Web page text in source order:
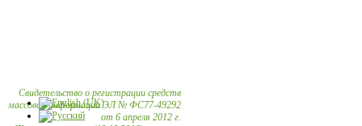
Свидетельство о регистрации средств
массовой информации ЭЛ № ФС77-49292
от 6 апреля 2012 г.